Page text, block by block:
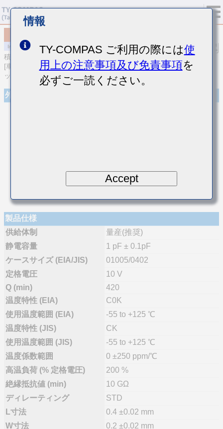
積層セラミックコンデンサ
[車載ボディ/インフォ＆高信頼用 (AEC-Q200 Qualified) 積層セラミ
ックコンデンサ (温度補償用)]
外観
製品仕様
供給体制
量産(推奨)
静電容量
1 pF ± 0.1pF
ケースサイズ (EIA/JIS)
01005/0402
定格電圧
10 V
Q (min)
420
温度特性 (EIA)
C0K
使用温度範囲 (EIA)
-55 to +125 ℃
温度特性 (JIS)
CK
使用温度範囲 (JIS)
-55 to +125 ℃
温度係数範囲
0 ±250 ppm/℃
高温負荷 (% 定格電圧)
200 %
絶縁抵抗値 (min)
10 GΩ
ディレーティング
STD
L寸法
0.4 ±0.02 mm
W寸法
0.2 ±0.02 mm
情報
TY-COMPAS ご利用の際には使
用上の注意事項及び免責事項を
必ずご一読ください。
Accept